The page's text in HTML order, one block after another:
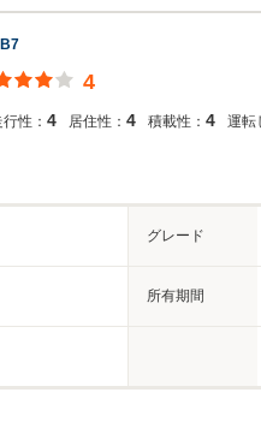
4
行性： 4 居住性： 4 積載性： 4 運転
グレード
所有期間